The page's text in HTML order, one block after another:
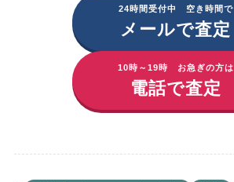
24時間受付中 空き時間で
メールで査定
10時～19時 お急ぎの方は
電話で査定